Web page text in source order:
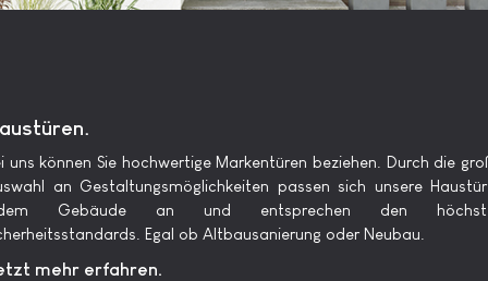
uns können Sie hochwertige Markentüren beziehen. Durch die
an Gestaltungsmöglichkeiten passen sich unsere
Gebäude an und entsprechen den
Egal ob Altbausanierung oder Neubau.
mehr erfahren.